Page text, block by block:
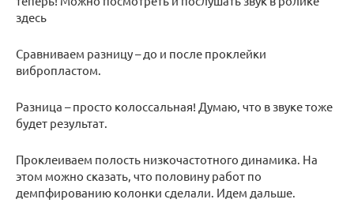
здесь
Сравниваем разницу – до и после проклейки
вибропластом.
Разница – просто колоссальная! Думаю, что в звуке тоже
будет результат.
Проклеиваем полость низкочастотного динамика. На
этом можно сказать, что половину работ по
демпфированию колонки сделали. Идем дальше.